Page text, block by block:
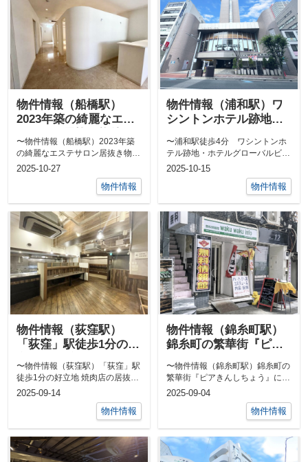
物件情報（船橋駅）
2023年築の綺麗なエス
〜物件情報（船橋駅）2023年築
の綺麗なエステサロン居抜き物
件〜2023年新築当初から申込多
2025-10-27
物件情報
物件情報（浦和駅）ワ
シントンホテル跡地・
ー浦和の店舗区画
〜浦和駅徒歩4分 ワシントンホ
テル跡地・ホテルグローバルビュ
ー浦和の店舗区画〜浦和駅前のラ
2025-10-15
物件情報
物件情報（荻窪駅）
「荻窪」駅徒歩1分の好
件 専用階段有り
〜物件情報（荻窪駅）「荻窪」駅
徒歩1分の好立地 焼肉店の居抜き
物件 専用階段有り〜テーブルや
2025-09-14
物件情報
物件情報（錦糸町駅）
錦糸町の繁華街『ピア
た路面店
〜物件情報（錦糸町駅）錦糸町の
繁華街『ピアきんしちょう』に面
した路面店〜風俗案内所兼カレー
2025-09-04
物件情報